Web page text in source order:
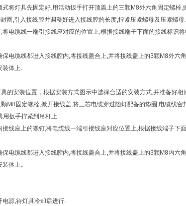
将灯具先固定好.用活动扳手打开顶盖上的三颗M8外六角固定螺栓
圈,引入接线腔并调整好进入接线腔的长度,拧紧压紧螺母及压紧螺
电缆线一端引接线座对应的位置上,根据接线端子下面的接线标识
电缆线都进入接线腔内,将接线盖合上,并将接线盖上的3颗M8外六
装体上.
的安装位置，根据安装方式图示中选择合适的安装方式,并准备好相
M8固定螺栓,掀开接线盖,将三芯电缆穿过随灯配备的垫圈,电缆线
用扳手拧紧到吊杆上.
线座上的螺钉,将电缆线一端引接线座对应位置上,根据接线端子下
电缆线都进入接线腔内,将接线盖合上,并将接线盖上的3颗M8内六
体上。
电源,待灯具冷却后进行.